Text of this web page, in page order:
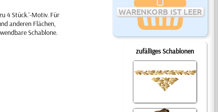
WARENKORB IST LEER
zufälliges Schablonen
4 Stück.'-Motiv. Für
anderen Flächen,
Schablone.